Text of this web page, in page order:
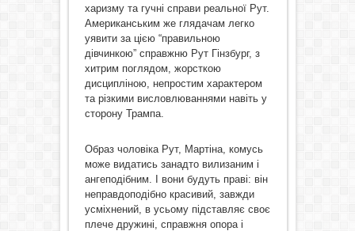
харизму та гучні справи реальної Рут.
Американським же глядачам легко
уявити за цією “правильною
дівчинкою” справжню Рут Гінзбург, з
хитрим поглядом, жорсткою
дисципліною, непростим характером
та різкими висловлюваннями навіть у
сторону Трампа.
Образ чоловіка Рут, Мартіна, комусь
може видатись занадто вилизаним і
ангеподібним. І вони будуть праві: він
неправдоподібно красивий, завжди
усміхнений, в усьому підставляє своє
плече дружині, справжня опора і